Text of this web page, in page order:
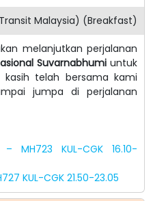
Malaysia) (Breakfast)
melanjutkan perjalanan
Suvarnabhumiuntuk
kasih telah bersama kami
jumpa di perjalanan
– MH723 KUL-CGK 16.10-
KUL-CGK 21.50-23.05